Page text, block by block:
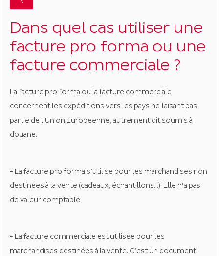
faciliter
la
sélection.
Dans quel cas utiliser une
facture pro forma ou une
facture commerciale ?
La facture pro forma ou la facture commerciale
concernent les expéditions vers les pays ne faisant pas
partie de l’Union Européenne, autrement dit soumis à
douane.
- La facture pro forma s’utilise pour les marchandises non
destinées à la vente (cadeaux, échantillons…). Elle n’a pas
de valeur comptable.
- La facture commerciale est utilisée pour les
marchandises destinées à la vente. C’est un document